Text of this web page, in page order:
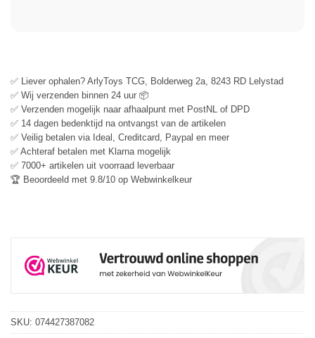
✅ Liever ophalen? ArlyToys TCG, Bolderweg 2a, 8243 RD Lelystad
✅ Wij verzenden binnen 24 uur 📦
✅ Verzenden mogelijk naar afhaalpunt met PostNL of DPD
✅ 14 dagen bedenktijd na ontvangst van de artikelen
✅ Veilig betalen via Ideal, Creditcard, Paypal en meer
✅ Achteraf betalen met Klarna mogelijk
✅ 7000+ artikelen uit voorraad leverbaar
🏆 Beoordeeld met 9.8/10 op Webwinkelkeur
SKU: 074427387082